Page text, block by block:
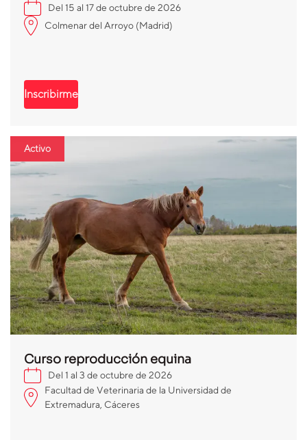
Del 15 al 17 de octubre de 2026
Colmenar del Arroyo (Madrid)
Inscribirme
Activo
Curso reproducción equina
Del 1 al 3 de octubre de 2026
Facultad de Veterinaria de la Universidad de
Extremadura, Cáceres